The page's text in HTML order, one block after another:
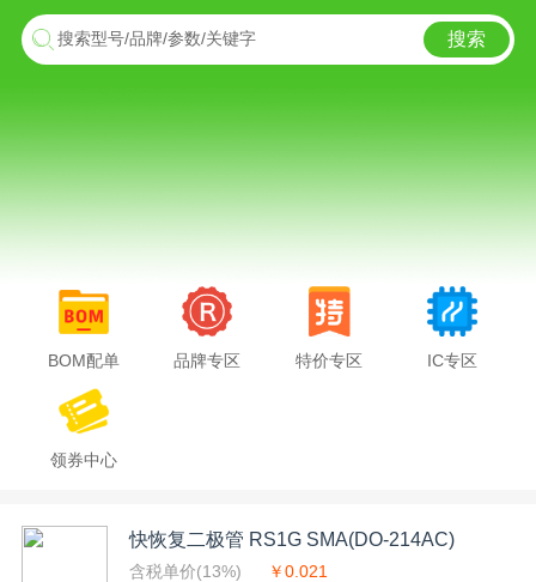
搜索型号/品牌/参数/关键字 搜索
BOM配单 品牌专区 特价专区 IC专区
领券中心
快恢复二极管 RS1G SMA(DO-214AC)
含税单价(13%) ￥0.021